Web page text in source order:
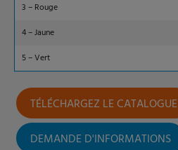
3 – Rouge
4 – Jaune
5 – Vert
TÉLÉCHARGEZ LE CATALOGUE
DEMANDE D'INFORMATIONS